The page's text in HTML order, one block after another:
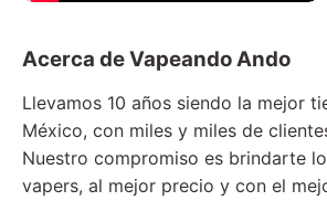
Acerca de Vapeando Ando
Llevamos 10 años siendo la mejor
México, con miles y miles de
Nuestro compromiso es brindarte
vapers, al mejor precio y con el